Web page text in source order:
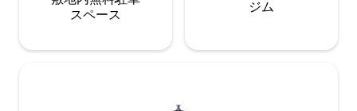
ス⁠ペ⁠ー⁠ス
ジム